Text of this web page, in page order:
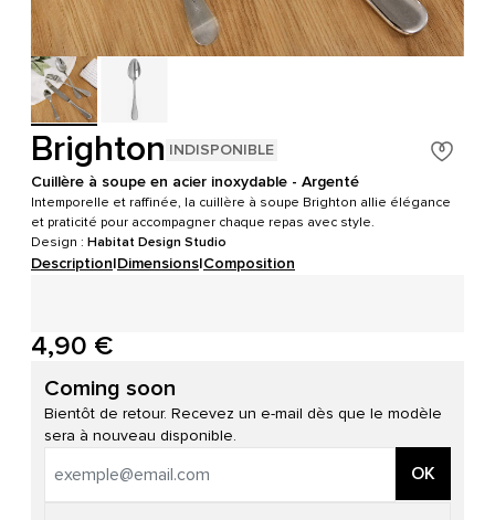
Brighton INDISPONIBLE
Cuillère à soupe en acier inoxydable - Argenté
Intemporelle et raffinée, la cuillère à soupe Brighton allie élégance
et praticité pour accompagner chaque repas avec style.
Design : Habitat Design Studio
Description|Dimensions|Composition
4,90 €
Coming soon
Bientôt de retour. Recevez un e-mail dès que le modèle
sera à nouveau disponible.
OK